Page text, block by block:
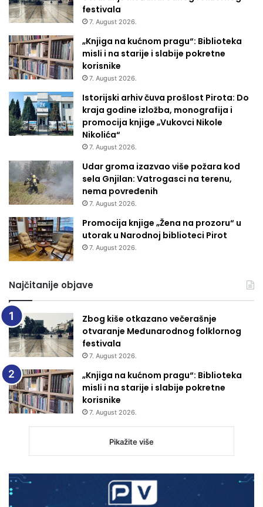
festivala
7. August 2026.
„Knjiga na kućnom pragu“: Biblioteka
misli i na starije i slabije pokretne
korisnike
7. August 2026.
Istorijski arhiv čuva prošlost Pirota: Do
kraja godine izložba, monografija i
promocija knjige „Vukovci Nikole
Nikolića“
7. August 2026.
Udar groma izazvao više požara kod
sela Gnjilan: Vatrogasci na terenu,
nema povređenih
7. August 2026.
Promocija knjige „Žena na prozoru“ u
utorak u Narodnoj biblioteci Pirot
7. August 2026.
Najčitanije objave
Zbog kiše otkazano večerašnje
otvaranje Međunarodnog folklornog
festivala
7. August 2026.
„Knjiga na kućnom pragu“: Biblioteka
misli i na starije i slabije pokretne
korisnike
7. August 2026.
Pikažite više